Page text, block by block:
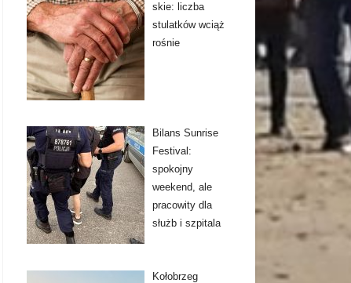
skie: liczba
stulatków wciąż
rośnie
Bilans Sunrise
Festival:
spokojny
weekend, ale
pracowity dla
służb i szpitala
Kołobrzeg